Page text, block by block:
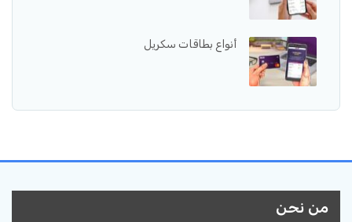
أنواع بطاقات سكريل
من نحن